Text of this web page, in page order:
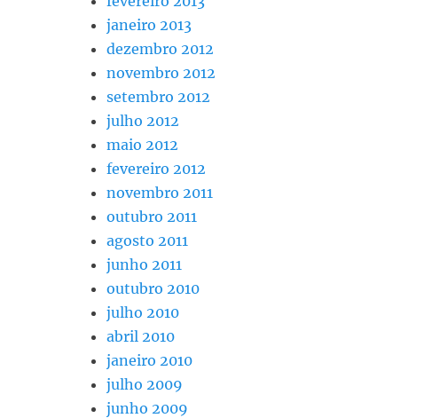
janeiro 2013
dezembro 2012
novembro 2012
setembro 2012
julho 2012
maio 2012
fevereiro 2012
novembro 2011
outubro 2011
agosto 2011
junho 2011
outubro 2010
julho 2010
abril 2010
janeiro 2010
julho 2009
junho 2009